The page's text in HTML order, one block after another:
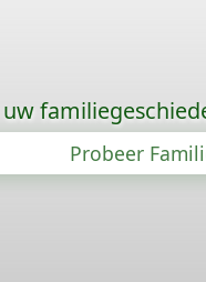
Probeer